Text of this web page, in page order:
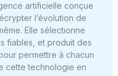
artificielle conçue
l’évolution de
Elle sélectionne
fiables, et produit des
permettre à chacun
cette technologie en